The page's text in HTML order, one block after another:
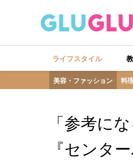
ライフスタイル
美容・ファッション 料
「参考に
『センタ